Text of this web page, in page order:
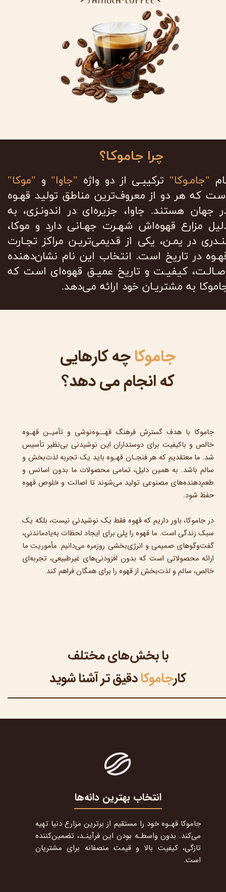
چرا جاموکا؟
"جامـوکا" ترکیبـی از دو واژه "جاوا" و "موکا"
که هر دو از معروف‌ترین مناطق تولید قهـوه
جهان هستند. جاوا، جزیره‌ای در اندونـزی، به
مزارع قهوه‌اش شهـرت جهـانی دارد و موکا،
در یمـن، یکی از قدیمی‌تریـن مراکز تجـارت
در تاریخ است. انتخاب این نام نشان‌دهنده
کیفیـت و تاریخ عمیـق قهوه‌ای است که
به مشتریـان خود ارائه می‌دهد.
جاموکاچه کارهایی
که انجام می دهد؟
جاموکا با هدف گسترش فرهنگ قهــوه‌نوشی و تأمیـن قهـوه
خالص و باکیفیت برای دوستداران این نوشیدنی بی‌نظیر تأسیس
شد. ما معتقدیم که هر فنجـان قهـوه باید یک تجربه لذت‌بخش و
سالم باشد. به همین دلیل، تمامی محصولات ما بدون اسانس و
طعم‌دهنده‌های مصنوعی تولید می‌شوند تا اصالت و خلوص قهوه
حفظ شود.​​​​​​​
در جاموکا، باور داریم که قهوه فقط یک نوشیدنی نیست، بلکه یک
سبک زندگی است. ما قهوه را پلی برای ایجاد لحظات به‌یادماندنی،
گفت‌وگوهای صمیمی و انرژی‌بخشی روزمره می‌دانیم. مأموریت ما
ارائه محصولاتی است که بدون افزودنی‌های غیرطبیعی، تجربه‌ای
خالص، سالم و لذت‌بخش از قهوه را برای همگان فراهم کند.
با بخش‌های مختلف
کارجاموکادقیق تر آشنا شوید
انتخاب بهترین دانه‌ها
جاموکا قهـوه خود را مستقیم از برترین مزارع دنیا تهیه
می‌کند. بدون واسطـه بودن این فرآینـد، تضمین‌کننده
تازگی، کیفیت بالا و قیمت منصفانه برای مشتریان
است.​​​​​​​